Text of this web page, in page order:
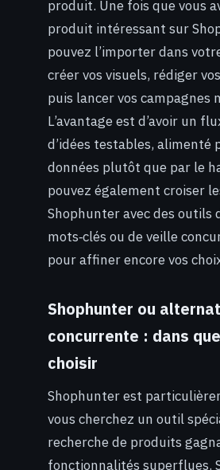
produit. Une fois que vous
produit intéressant sur
pouvez l’importer dans
créer vos visuels, rédiger
puis lancer vos campagnes
L’avantage est d’avoir un
d’idées testables, alimenté
données plutôt que par le
pouvez également croiser
Shophunter avec des outils
mots‑clés ou de veille
pour affiner encore vos
Shophunter ou
concurrente : dans
choisir
Shophunter est
vous cherchez un outil
recherche de produits
fonctionnalités superflues.